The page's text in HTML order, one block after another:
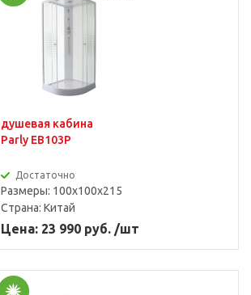
душевая кабина
Parly EB103P
Достаточно
Размеры: 100x100x215
Страна: Китай
Цена: 23 990 руб. /шт